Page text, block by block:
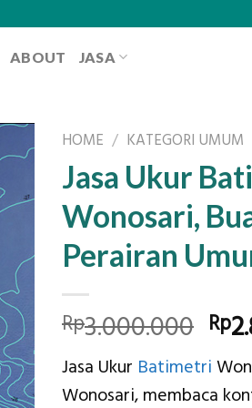
ABOUT JASA
HOME / KATEGORI UMUM
Jasa Ukur
Wonosari,
Perairan
Rp3.000.000
price
Rp
Jasa Ukur Batimetri
Wonosari, membaca